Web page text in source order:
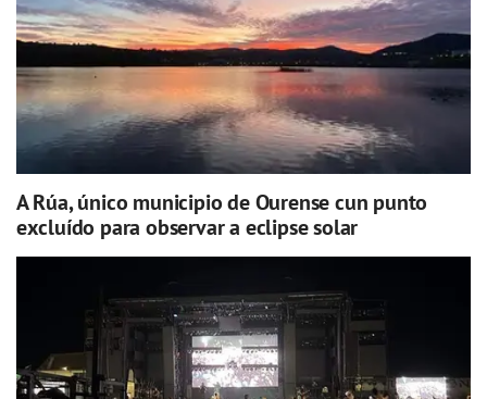
A Rúa, único municipio de Ourense cun punto
excluído para observar a eclipse solar